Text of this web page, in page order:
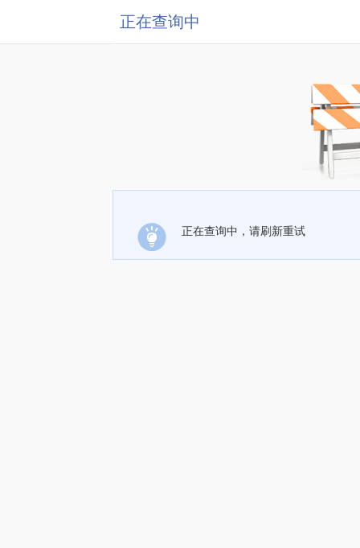
正在查询中
正在查询中，请刷新重试